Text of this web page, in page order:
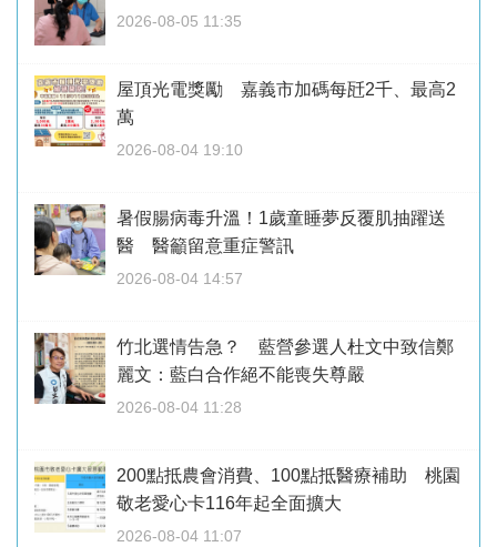
2026-08-05 11:35
屋頂光電獎勵 嘉義市加碼每瓩2千、最高2
萬
2026-08-04 19:10
暑假腸病毒升溫！1歲童睡夢反覆肌抽躍送
醫 醫籲留意重症警訊
2026-08-04 14:57
竹北選情告急？ 藍營參選人杜文中致信鄭
麗文：藍白合作絕不能喪失尊嚴
2026-08-04 11:28
200點抵農會消費、100點抵醫療補助 桃園
敬老愛心卡116年起全面擴大
2026-08-04 11:07